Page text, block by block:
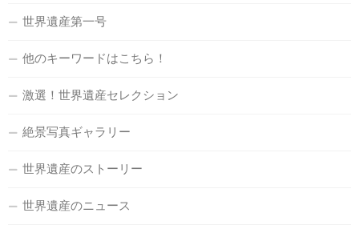
世界遺産第一号
他のキーワードはこちら！
激選！世界遺産セレクション
絶景写真ギャラリー
世界遺産のストーリー
世界遺産のニュース